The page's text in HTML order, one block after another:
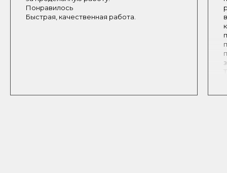
Понравилось
Быстрая, качественная работа.